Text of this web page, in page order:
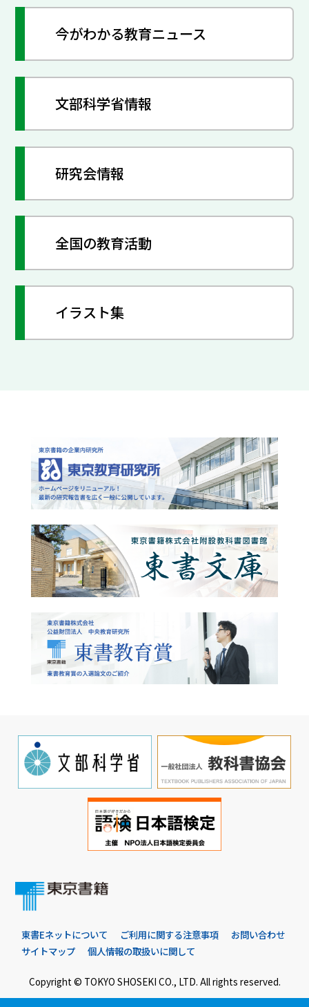
今がわかる教育ニュース
文部科学省情報
研究会情報
全国の教育活動
イラスト集
東書Eネットについて ご利用に関する注意事項
お問い合わせ
サイトマップ
個人情報の取扱いに関して
Copyright © TOKYO SHOSEKI CO., LTD. All rights reserved.